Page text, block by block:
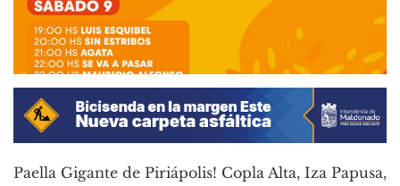
Paella Gigante de Piriápolis! Copla Alta, Iza Papusa,